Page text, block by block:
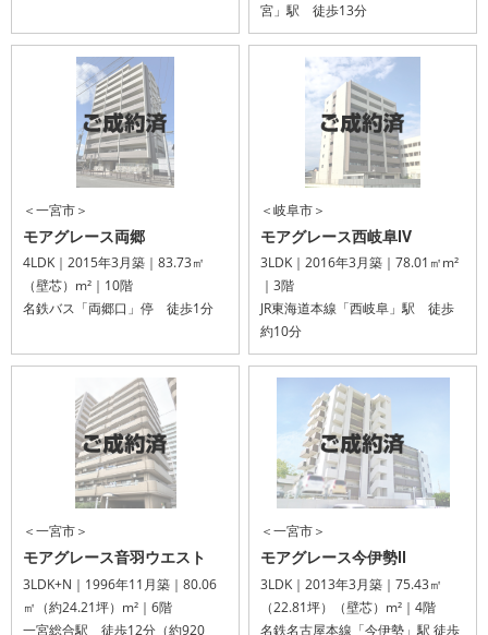
宮」駅 徒歩13分
＜一宮市＞
モアグレース両郷
4LDK｜2015年3月築｜83.73㎡
（壁芯）m²｜10階
名鉄バス「両郷口」停 徒歩1分
＜岐阜市＞
モアグレース西岐阜Ⅳ
3LDK｜2016年3月築｜78.01㎡m²
｜3階
JR東海道本線「西岐阜」駅 徒歩
約10分
＜一宮市＞
モアグレース音羽ウエスト
3LDK+N｜1996年11月築｜80.06
㎡（約24.21坪）m²｜6階
一宮総合駅 徒歩12分（約920
＜一宮市＞
モアグレース今伊勢Ⅱ
3LDK｜2013年3月築｜75.43㎡
（22.81坪）（壁芯）m²｜4階
名鉄名古屋本線「今伊勢」駅 徒歩